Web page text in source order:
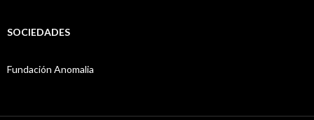
SOCIEDADES
Fundación Anomalia